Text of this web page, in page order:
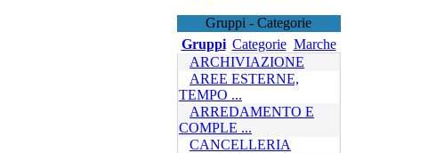
Gruppi - Categorie
Gruppi Categorie Marche
ARCHIVIAZIONE
AREE ESTERNE,
TEMPO ...
ARREDAMENTO E
COMPLE ...
CANCELLERIA